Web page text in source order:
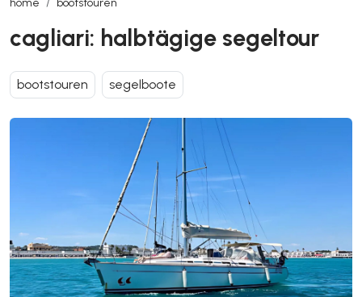
cagliari: halbtägige segeltour
bootstouren segelboote